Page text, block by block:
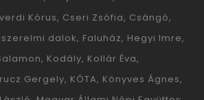
Kórus Cseri Zsófia Csángó
dalok Faluház Hegyi Imre
Kodály Kollár Éva
Gergely KÓTA Könyves Ágnes